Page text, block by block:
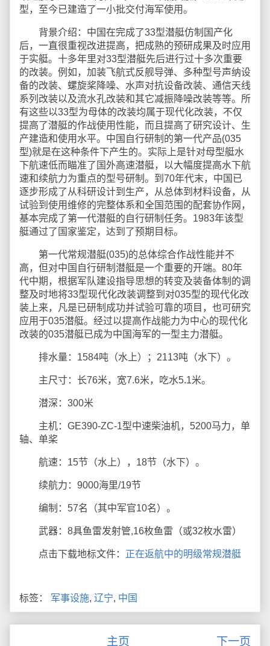
型，至今已建造了一小批交付海军使用。
背景介绍：中国在完成了33型潜艇仿制国产化
后，一直很重视改进提高，把成熟的预研成果及时应用
于实艇。十多年里对33型潜艇先后进行过十多次重要
的改装。例如，加装飞航式反舰导弹、多种型号声纳设
备的改装、螺旋桨降噪、水声对抗设备改装、通信天线
系列改装以及流水孔改装和其它减振降噪改装等等。所
有这些以33型为母体的改装均属于现代化改装，不仅
提高了潜艇的作战使用性能，而且提高了研究设计、生
产建造和使用水平。中国自行研制的第一代产品(035
型)就是在这种条件下产生的。实际上是针对母型艇水
下航速低而瞄准了国外高速潜艇，以大幅度提高水下航
速和续航力为重点的型号研制。到70年代末，中国已
逐步形成了从科研设计到生产，从总体到材料设备，从
试验到使用维修的完整体系和全国范围的配套协作网，
基本完成了第一代潜艇的自行研制任务。1983年该型
艇通过了国家鉴定，达到了预期目标。
第一代常规潜艇(035)的总体综合作战性能并不
高，但对中国自行研制潜艇是一个重要的开端。80年
代中期，根据军队建设指导思想的转变及装备体制的调
整及时地将33型现代化改装调整到对035型的现代化改
装上来，凡是已研制成功并试验可靠的项目，也可研究
应用于035潜艇。经过以提高作战能力为中心的现代化
改装的035潜艇已成为中国海军的一型主力潜艇。
排水量：1584吨（水上）；2113吨（水下）。
主尺寸：长76米，宽7.6米，吃水5.1米。
潜深：300米
主机：GE390-ZC-1型中速柴油机，5200马力，单
轴、单桨
航速：15节（水上），18节（水下）。
续航力：9000海里/19节
编制：57名（其中军官10名）。
武器：8具鱼雷发射管,16枚鱼雷（或32枚水雷）
点击下载地标文件： 正在返航中的明级常规潜艇
标签： 军事设施, 辽宁, 中国
下一页
主页